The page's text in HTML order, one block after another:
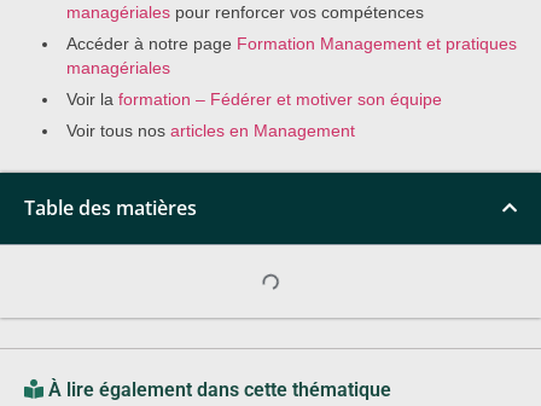
managériales pour renforcer vos compétences
Accéder à notre page Formation Management et pratiques
managériales
Voir la formation – Fédérer et motiver son équipe
Voir tous nos articles en Management
Table des matières
À lire également dans cette thématique